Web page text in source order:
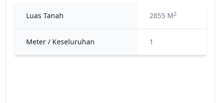
Luas Tanah 2855 M2
Meter / Keseluruhan 1